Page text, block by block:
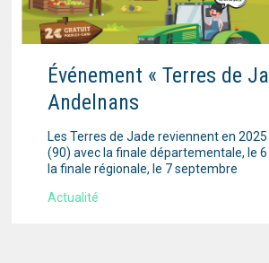
Événement « Terres de
Andelnans
Les Terres de Jade reviennent en
(90) avec la finale départementale, le
la finale régionale, le 7 septembre
Actualité